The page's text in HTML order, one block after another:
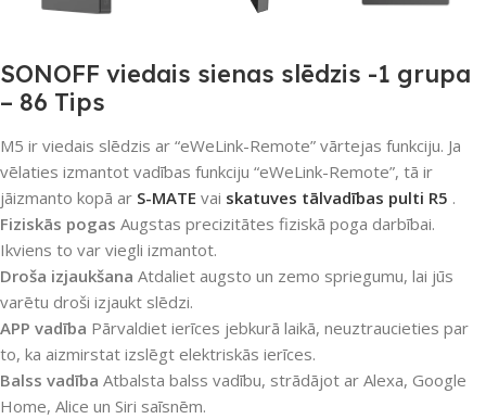
SONOFF viedais sienas slēdzis -1 grupa
– 86 Tips
M5 ir viedais slēdzis ar “eWeLink-Remote” vārtejas funkciju. Ja
vēlaties izmantot vadības funkciju “eWeLink-Remote”, tā ir
jāizmanto kopā ar S-MATE vai skatuves tālvadības pulti R5 .
Fiziskās pogas Augstas precizitātes fiziskā poga darbībai.
Ikviens to var viegli izmantot.
Droša izjaukšana Atdaliet augsto un zemo spriegumu, lai jūs
varētu droši izjaukt slēdzi.
APP vadība Pārvaldiet ierīces jebkurā laikā, neuztraucieties par
to, ka aizmirstat izslēgt elektriskās ierīces.
Balss vadība Atbalsta balss vadību, strādājot ar Alexa, Google
Home, Alice un Siri saīsnēm.